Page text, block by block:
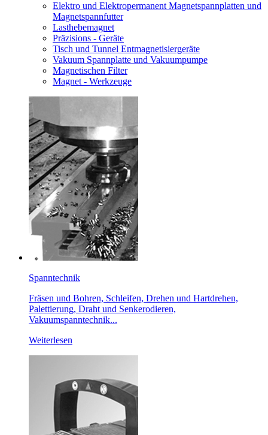
Elektro und Elektropermanent Magnetspannplatten und
Magnetspannfutter
Lasthebemagnet
Präzisions - Geräte
Tisch und Tunnel Entmagnetisiergeräte
Vakuum Spannplatte und Vakuumpumpe
Magnetischen Filter
Magnet - Werkzeuge
Spanntechnik
Fräsen und Bohren, Schleifen, Drehen und Hartdrehen,
Palettierung, Draht und Senkerodieren,
Vakuumspanntechnik...
Weiterlesen